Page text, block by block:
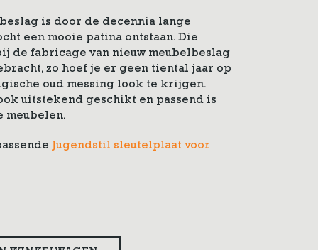
is door de decennia lange
een mooie patina ontstaan. Die
de fabricage van nieuw meubelbeslag
zo hoef je er geen tiental jaar op
oud messing look te krijgen.
uitstekend geschikt en passend is
meubelen.
Jugendstil sleutelplaat voor